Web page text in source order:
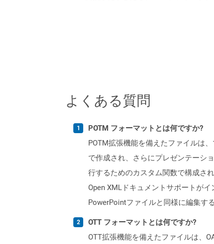
よくある質問
POTM フォーマットとは何ですか?
POTM拡張機能を備えたファイルは
で作成され、さらにプレゼンテーシ
行するためのカスタム関数で構成さ
Open XMLドキュメントサポートが
PowerPointファイルと同様に編集す
OTT フォーマットとは何ですか?
OTT拡張機能を備えたファイルは、